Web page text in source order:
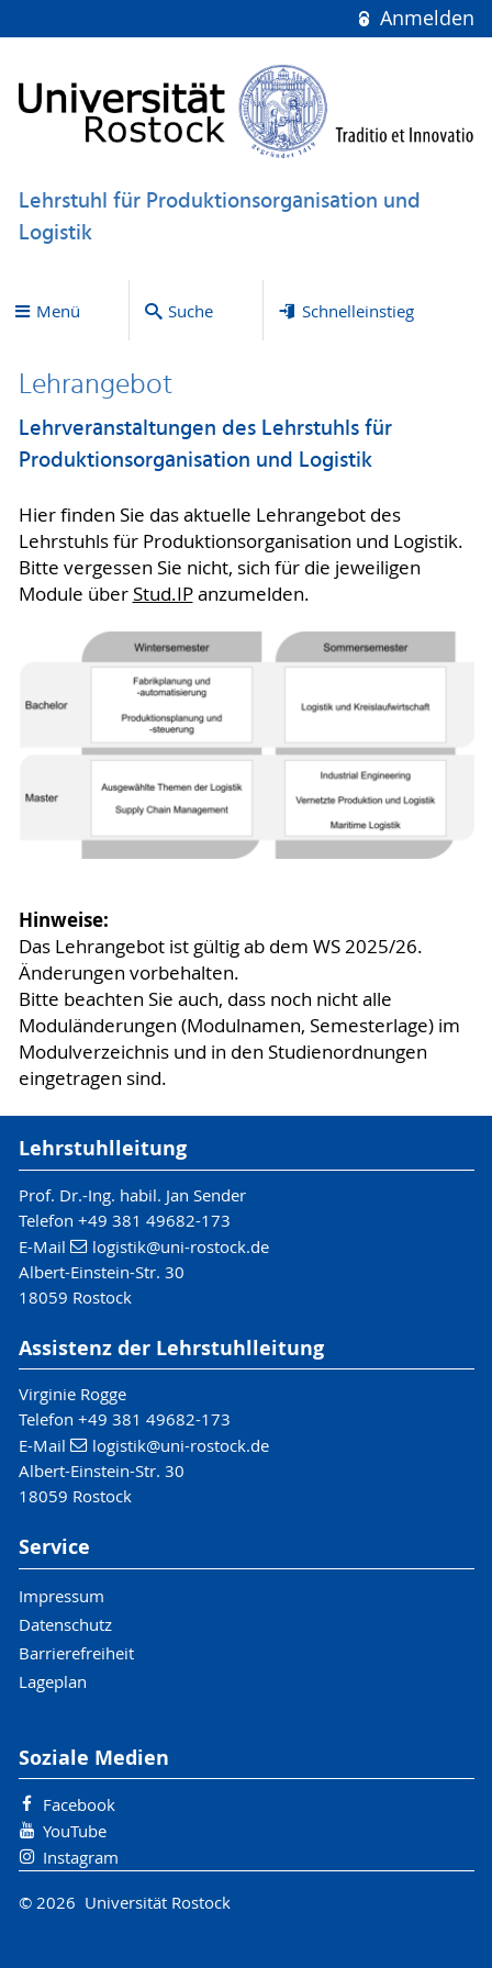
Anmelden
Lehrstuhl für Produktionsorganisation und
Logistik
Menü Suche Schnelleinstieg
Lehrangebot
Lehrveranstaltungen des Lehrstuhls für
Produktionsorganisation und Logistik
Hier finden Sie das aktuelle Lehrangebot des
Lehrstuhls für Produktionsorganisation und Logistik.
Bitte vergessen Sie nicht, sich für die jeweiligen
Module über Stud.IPanzumelden.
Hinweise:
Das Lehrangebot ist gültig ab dem WS 2025/26.
Änderungen vorbehalten.
Bitte beachten Sie auch, dass noch nicht alle
Moduländerungen (Modulnamen, Semesterlage) im
Modulverzeichnis und in den Studienordnungen
eingetragen sind.
Lehrstuhlleitung
Prof. Dr.-Ing. habil. Jan Sender
Telefon +49 381 49682-173
E-Mail
logistik@uni-rostock.de
Albert-Einstein-Str. 30
18059 Rostock
Assistenz der Lehrstuhlleitung
Virginie Rogge
Telefon +49 381 49682-173
E-Mail
logistik@uni-rostock.de
Albert-Einstein-Str. 30
18059 Rostock
Service
Impressum
Datenschutz
Barrierefreiheit
Lageplan
Soziale Medien
Facebook
YouTube
Instagram
© 2026 Universität Rostock